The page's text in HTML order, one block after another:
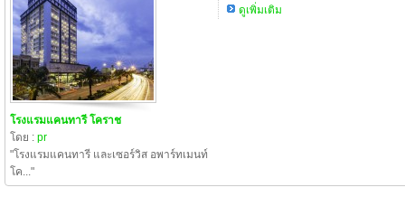
โรงแรมแคนทารี โคราช
โดย : pr
"โรงแรมแคนทารี และเซอร์วิส อพาร์ทเมนท์
โค..."
ดูเพิ่มเติม